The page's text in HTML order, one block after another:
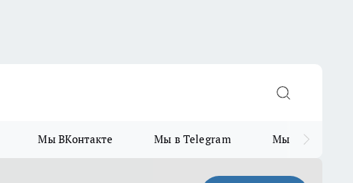
Мы ВКонтакте Мы в Telegram Мы в MAX